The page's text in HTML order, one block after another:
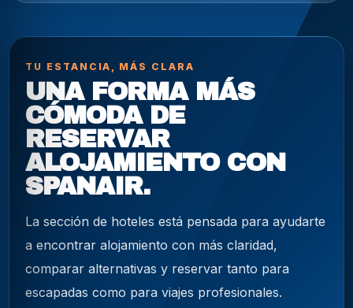
TU ESTANCIA, MÁS CLARA
UNA FORMA MÁS
CÓMODA DE
RESERVAR
ALOJAMIENTO CON
SPANAIR.
La sección de hoteles está pensada para ayudarte
a encontrar alojamiento con más claridad,
comparar alternativas y reservar tanto para
escapadas como para viajes profesionales.